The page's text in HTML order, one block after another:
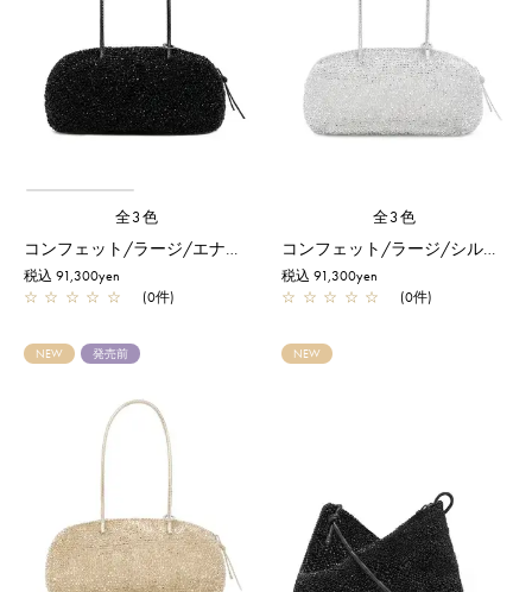
全3色
コンフェット/ラージ/エナメルブラック
税込 91,300yen
☆ ☆ ☆ ☆ ☆ (0件)
全3色
コンフェット/ラージ/シルバー
税込 91,300yen
☆ ☆ ☆ ☆ ☆ (0件)
NEW 発売前 NEW